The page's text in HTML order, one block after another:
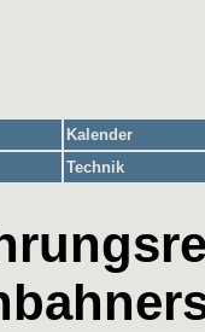
Kalender
Technik